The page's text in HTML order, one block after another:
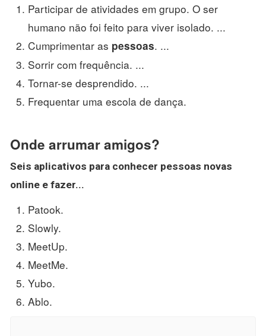
Participar de atividades em grupo. O ser
humano não foi feito para viver isolado. ...
Cumprimentar as pessoas. ...
Sorrir com frequência. ...
Tornar-se desprendido. ...
Frequentar uma escola de dança.
Onde arrumar amigos?
Seis aplicativos para conhecer pessoas novas
online e fazer...
Patook.
Slowly.
MeetUp.
MeetMe.
Yubo.
Ablo.